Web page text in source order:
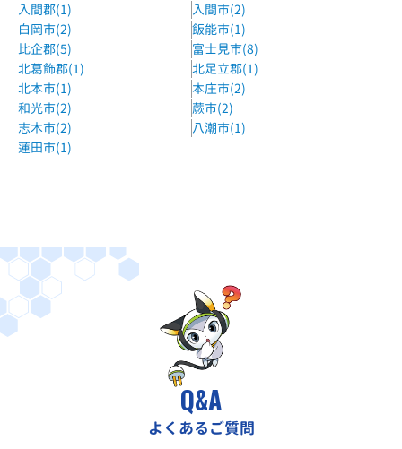
入間郡(1)
入間市(2)
白岡市(2)
飯能市(1)
比企郡(5)
富士見市(8)
北葛飾郡(1)
北足立郡(1)
北本市(1)
本庄市(2)
和光市(2)
蕨市(2)
志木市(2)
八潮市(1)
蓮田市(1)
Q&A
よくあるご質問